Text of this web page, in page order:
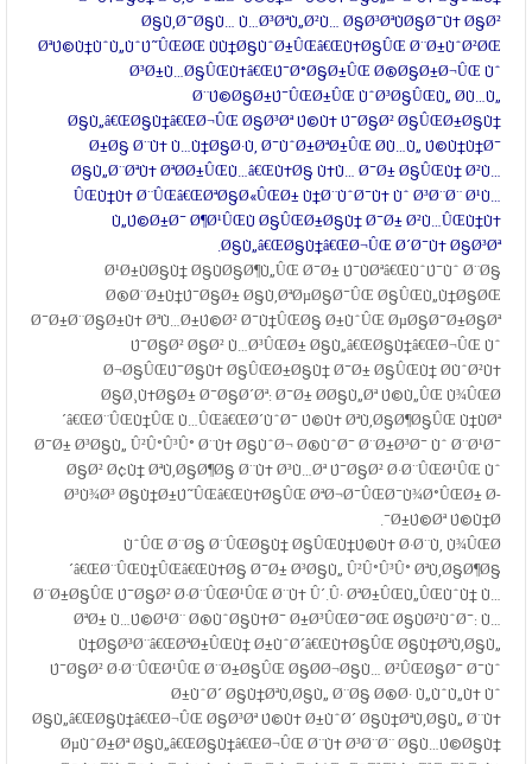
Ø§Ù‚Ø¯Ø§Ù… Ù…Ø³ØªÙ„Ø²Ù… Ø§Ø³ØªÙØ§Ø¯Ù‡ Ø§Ø²
ØªÚ©Ù†ÙˆÙ„ÙˆÚ˜ÛŒØŒ ÙÙ†Ø§ÙˆØ±ÛŒâ€ŒÙ‡Ø§ÛŒ Ø¨Ø±ÙˆØ²ØŒ
Ø³Ø±Ù…Ø§ÛŒÙ‡â€ŒÚ¯Ø°Ø§Ø±ÛŒ Ø®Ø§Ø±Ø¬ÛŒ Ùˆ
Ø¨Ú©Ø§Ø±Ú¯ÛŒØ±ÛŒ ÙˆØ³Ø§ÛŒÙ„ Ø­Ù…Ù„
Ø§Ù„â€ŒØ§Ù†â€ŒØ¬ÛŒ Ø§Ø³Øª Ú©Ù‡ Ú¯Ø§Ø² Ø§ÛŒØ±Ø§Ù†
Ø±Ø§ Ø¨Ù‡ Ù…Ù†Ø§Ø·Ù‚ Ø¯ÙˆØ±ØªØ±ÛŒ Ø­Ù…Ù„ Ú©Ù†Ù†Ø¯
Ø§Ù„Ø¨ØªÙ‡ ØªØ­Ø±ÛŒÙ…â€ŒÙ‡Ø§ Ù‡Ù… Ø¯Ø± Ø§ÛŒÙ† Ø²Ù…
ÛŒÙ†Ù‡ Ø¨ÛŒâ€ŒØªØ§Ø«ÛŒØ± Ù†Ø¨ÙˆØ¯Ù‡ Ùˆ Ø³Ø¨Ø¨ Ø¹Ù…
Ù„Ú©Ø±Ø¯ Ø¶Ø¹ÛŒÙ Ø§ÛŒØ±Ø§Ù† Ø¯Ø± Ø²Ù…ÛŒÙ†Ù‡
Ø§Ù„â€ŒØ§Ù†â€ŒØ¬ÛŒ Ø´Ø¯Ù‡ Ø§Ø³Øª.
Ø¹Ø±ÙØ§Ù† Ø§ÙØ§Ø¶Ù„ÛŒ Ø¯Ø± Ú¯ÙØªâ€ŒÙˆÚ¯Ùˆ Ø¨Ø§
Ø®Ø¨Ø±Ù†Ú¯Ø§Ø± Ø§Ù‚ØªØµØ§Ø¯ÛŒ Ø§ÛŒÙ„Ù†Ø§ØŒ
Ø¯Ø±Ø¨Ø§Ø±Ù‡ ØªÙ…Ø±Ú©Ø² Ø¯Ù†ÛŒØ§ Ø±ÙˆÛŒ ØµØ§Ø¯Ø±Ø§Øª
Ú¯Ø§Ø² Ø§Ø² Ù…Ø³ÛŒØ± Ø§Ù„â€ŒØ§Ù†â€ŒØ¬ÛŒ Ùˆ
Ø¬Ø§ÛŒÚ¯Ø§Ù‡ Ø§ÛŒØ±Ø§Ù† Ø¯Ø± Ø§ÛŒÙ† Ø­ÙˆØ²Ù‡
Ø§Ø¸Ù‡Ø§Ø± Ø¯Ø§Ø´Øª: Ø¯Ø± Ø­Ø§Ù„Øª Ú©Ù„ÛŒ Ù¾ÛŒØ
´â€ŒØ¨ÛŒÙ†ÛŒ Ù…ÛŒâ€ŒØ´ÙˆØ¯ Ú©Ù‡ ØªÙ‚Ø§Ø¶Ø§ÛŒ Ù†ÙØª
Ø¯Ø± Ø³Ø§Ù„ Û²Û°Û³Û° Ø¨Ù‡ Ø§ÙˆØ¬ Ø®ÙˆØ¯ Ø¨Ø±Ø³Ø¯ Ùˆ Ø¨Ø¹Ø¯
Ø§Ø² Ø¢Ù† ØªÙ‚Ø§Ø¶Ø§ Ø¨Ù‡ Ø³Ù…Øª Ú¯Ø§Ø² Ø·Ø¨ÛŒØ¹ÛŒ Ùˆ
Ø³Ù¾Ø³ Ø§Ù†Ø±Ú˜ÛŒâ€ŒÙ‡Ø§ÛŒ ØªØ¬Ø¯ÛŒØ¯Ù¾Ø°ÛŒØ± Ø­
Ø±Ú©Øª Ú©Ù†Ø¯.
ÙˆÛŒ Ø¨Ø§ Ø¨ÛŒØ§Ù† Ø§ÛŒÙ†Ú©Ù‡ Ø·Ø¨Ù‚ Ù¾ÛŒØ
´â€ŒØ¨ÛŒÙ†ÛŒâ€ŒÙ‡Ø§ Ø¯Ø± Ø³Ø§Ù„ Û²Û°Û³Û° ØªÙ‚Ø§Ø¶Ø§
Ø¨Ø±Ø§ÛŒ Ú¯Ø§Ø² Ø·Ø¨ÛŒØ¹ÛŒ Ø¨Ù‡ Û´.Û· ØªØ±ÛŒÙ„ÛŒÙˆÙ† Ù…
ØªØ± Ù…Ú©Ø¹Ø¨ Ø®ÙˆØ§Ù‡Ø¯ Ø±Ø³ÛŒØ¯ØŒ Ø§ÙØ²ÙˆØ¯: Ù…
Ù†Ø§Ø³Ø¨â€ŒØªØ±ÛŒÙ† Ø±ÙˆØ´â€ŒÙ‡Ø§ÛŒ Ø§Ù†ØªÙ‚Ø§Ù„
Ú¯Ø§Ø² Ø·Ø¨ÛŒØ¹ÛŒ Ø¨Ø±Ø§ÛŒ Ø§Ø­Ø¬Ø§Ù… Ø²ÛŒØ§Ø¯ Ø¯Ùˆ
Ø±ÙˆØ´ Ø§Ù†ØªÙ‚Ø§Ù„ Ø¨Ø§ Ø®Ø· Ù„ÙˆÙ„Ù‡ Ùˆ
Ø§Ù„â€ŒØ§Ù†â€ŒØ¬ÛŒ Ø§Ø³Øª Ú©Ù‡ Ø±ÙˆØ´ Ø§Ù†ØªÙ‚Ø§Ù„ Ø¨Ù‡
ØµÙˆØ±Øª Ø§Ù„â€ŒØ§Ù†â€ŒØ¬ÛŒ Ø¨Ù‡ Ø³Ø¨Ø¨ Ø§Ù…Ú©Ø§Ù†